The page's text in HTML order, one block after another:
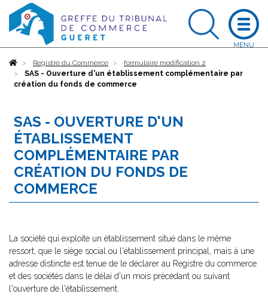
AccueilRegistre du Commerce
formulaire modification 2
SAS - Ouverture d'un établissement complémentaire par
création du fonds de commerce
SAS - OUVERTURE D'UN
ÉTABLISSEMENT
COMPLÉMENTAIRE PAR
CRÉATION DU FONDS DE
COMMERCE
La société qui exploite un établissement situé dans le même
ressort, que le siège social ou l'établissement principal, mais à une
adresse distincte est tenue de le déclarer au Registre du commerce
et des sociétés dans le délai d'un mois précédant ou suivant
l'ouverture de l'établissement.